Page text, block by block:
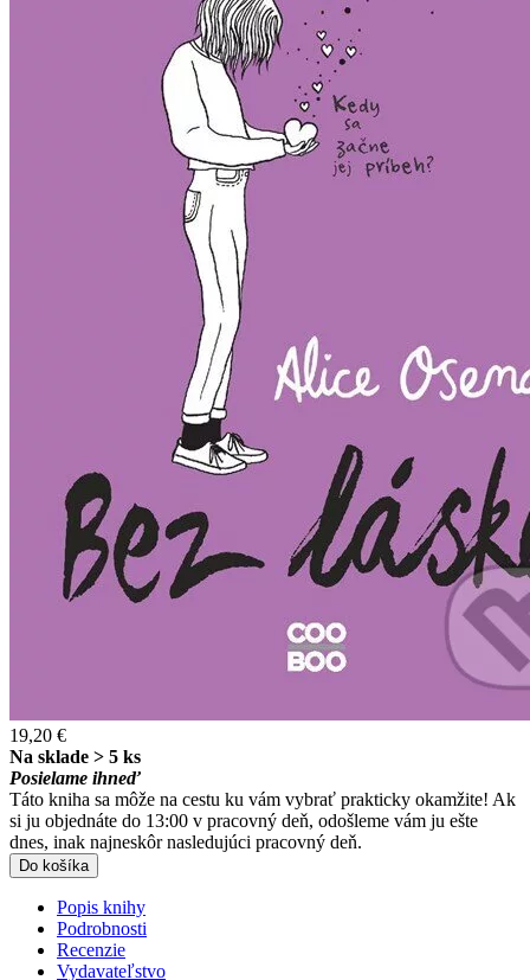
19,20 €
Na sklade > 5 ks
Posielame ihneď
Táto kniha sa môže na cestu ku vám vybrať prakticky okamžite! Ak
si ju objednáte do 13:00 v pracovný deň, odošleme vám ju ešte
dnes, inak najneskôr nasledujúci pracovný deň.
Do košíka
Popis knihy
Podrobnosti
Recenzie
Vydavateľstvo